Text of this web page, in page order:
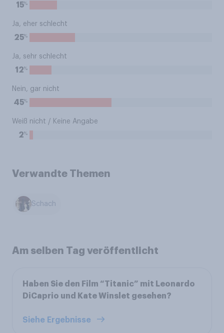
15%
Ja, eher schlecht
25%
Ja, sehr schlecht
12%
Nein, gar nicht
45%
Weiß nicht / Keine Angabe
2%
Verwandte Themen
Schach
Am selben Tag veröffentlicht
Haben Sie den Film “Titanic” mit Leonardo
DiCaprio und Kate Winslet gesehen?
Siehe Ergebnisse